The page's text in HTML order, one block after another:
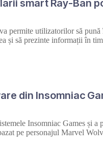
smart Ray-Ban
permite utilizatorilor să
și să prezinte informații în
din Insomniac
Insomniac Games și
pe personajul Marvel